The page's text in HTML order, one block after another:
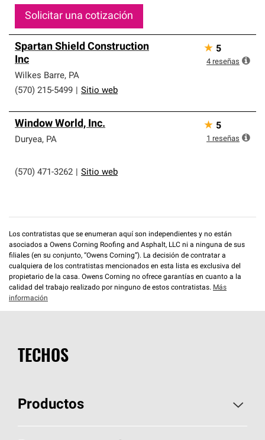
Solicitar una cotización
Spartan Shield Construction
Inc
Wilkes Barre, PA
(570) 215-5499
Sitio web
★ 5
4 reseñas
Window World, Inc.
Duryea, PA
(570) 471-3262 Sitio web
★ 5
1 reseñas
Los contratistas que se enumeran aquí son independientes y no están
asociados a Owens Corning Roofing and Asphalt, LLC ni a ninguna de sus
filiales (en su conjunto, “Owens Corning”). La decisión de contratar a
cualquiera de los contratistas mencionados en esta lista es exclusiva del
propietario de la casa. Owens Corning no ofrece garantías en cuanto a la
calidad del trabajo realizado por ninguno de estos contratistas. Más
información
TECHOS
Productos